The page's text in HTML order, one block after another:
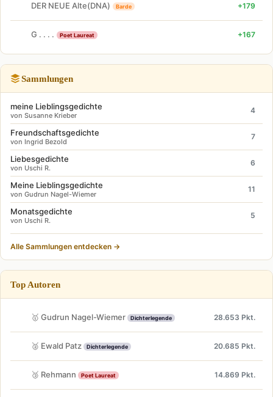
DER NEUE Alte(DNA) Barde +179
G . . . . Poet Laureat +167
Sammlungen
meine Lieblingsgedichte
von Susanne Krieber
4
Freundschaftsgedichte
von Ingrid Bezold
7
Liebesgedichte
von Uschi R.
6
Meine Lieblingsgedichte
von Gudrun Nagel-Wiemer
11
Monatsgedichte
von Uschi R.
5
Alle Sammlungen entdecken →
Top Autoren
🥇 Gudrun Nagel-Wiemer Dichterlegende 28.653 Pkt.
🥈 Ewald Patz Dichterlegende 20.685 Pkt.
🥉 Rehmann Poet Laureat 14.869 Pkt.